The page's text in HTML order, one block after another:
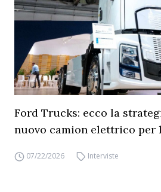
Ford Trucks: ecco la
nuovo camion elettrico per
07/22/2026 Interviste